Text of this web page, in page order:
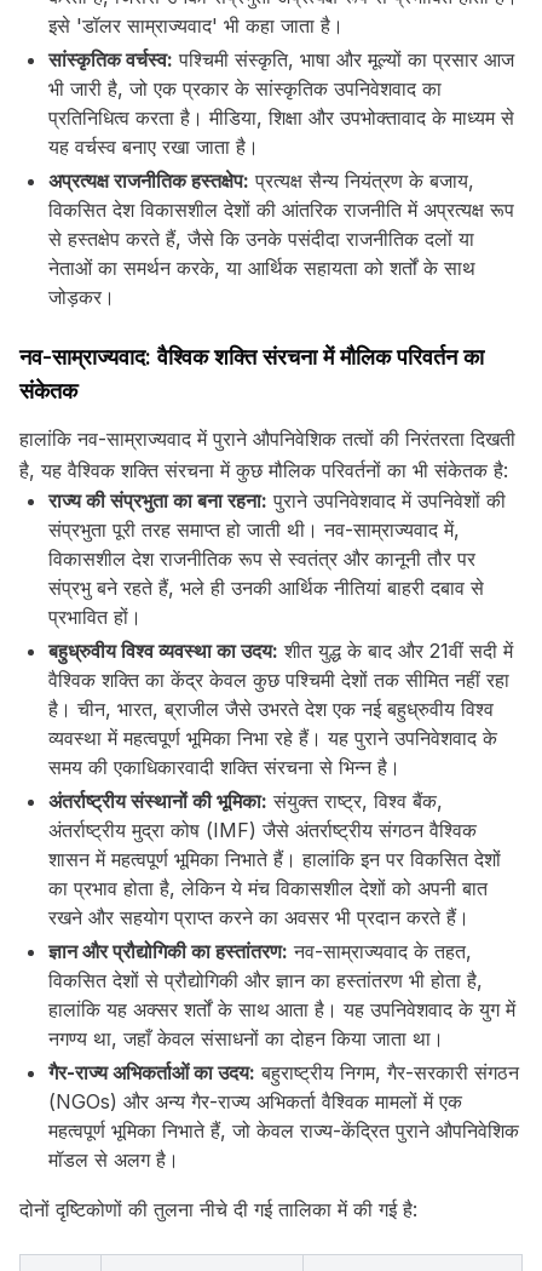
इसे 'डॉलर साम्राज्यवाद' भी कहा जाता है।
सांस्कृतिक वर्चस्व: पश्चिमी संस्कृति, भाषा और मूल्यों का प्रसार आज
भी जारी है, जो एक प्रकार के सांस्कृतिक उपनिवेशवाद का
प्रतिनिधित्व करता है। मीडिया, शिक्षा और उपभोक्तावाद के माध्यम से
यह वर्चस्व बनाए रखा जाता है।
अप्रत्यक्ष राजनीतिक हस्तक्षेप: प्रत्यक्ष सैन्य नियंत्रण के बजाय,
विकसित देश विकासशील देशों की आंतरिक राजनीति में अप्रत्यक्ष रूप
से हस्तक्षेप करते हैं, जैसे कि उनके पसंदीदा राजनीतिक दलों या
नेताओं का समर्थन करके, या आर्थिक सहायता को शर्तों के साथ
जोड़कर।
नव-साम्राज्यवाद: वैश्विक शक्ति संरचना में मौलिक परिवर्तन का
संकेतक
हालांकि नव-साम्राज्यवाद में पुराने औपनिवेशिक तत्वों की निरंतरता दिखती
है, यह वैश्विक शक्ति संरचना में कुछ मौलिक परिवर्तनों का भी संकेतक है:
राज्य की संप्रभुता का बना रहना: पुराने उपनिवेशवाद में उपनिवेशों की
संप्रभुता पूरी तरह समाप्त हो जाती थी। नव-साम्राज्यवाद में,
विकासशील देश राजनीतिक रूप से स्वतंत्र और कानूनी तौर पर
संप्रभु बने रहते हैं, भले ही उनकी आर्थिक नीतियां बाहरी दबाव से
प्रभावित हों।
बहुध्रुवीय विश्व व्यवस्था का उदय: शीत युद्ध के बाद और 21वीं सदी में
वैश्विक शक्ति का केंद्र केवल कुछ पश्चिमी देशों तक सीमित नहीं रहा
है। चीन, भारत, ब्राजील जैसे उभरते देश एक नई बहुध्रुवीय विश्व
व्यवस्था में महत्वपूर्ण भूमिका निभा रहे हैं। यह पुराने उपनिवेशवाद के
समय की एकाधिकारवादी शक्ति संरचना से भिन्न है।
अंतर्राष्ट्रीय संस्थानों की भूमिका: संयुक्त राष्ट्र, विश्व बैंक,
अंतर्राष्ट्रीय मुद्रा कोष (IMF) जैसे अंतर्राष्ट्रीय संगठन वैश्विक
शासन में महत्वपूर्ण भूमिका निभाते हैं। हालांकि इन पर विकसित देशों
का प्रभाव होता है, लेकिन ये मंच विकासशील देशों को अपनी बात
रखने और सहयोग प्राप्त करने का अवसर भी प्रदान करते हैं।
ज्ञान और प्रौद्योगिकी का हस्तांतरण: नव-साम्राज्यवाद के तहत,
विकसित देशों से प्रौद्योगिकी और ज्ञान का हस्तांतरण भी होता है,
हालांकि यह अक्सर शर्तों के साथ आता है। यह उपनिवेशवाद के युग में
नगण्य था, जहाँ केवल संसाधनों का दोहन किया जाता था।
गैर-राज्य अभिकर्ताओं का उदय: बहुराष्ट्रीय निगम, गैर-सरकारी संगठन
(NGOs) और अन्य गैर-राज्य अभिकर्ता वैश्विक मामलों में एक
महत्वपूर्ण भूमिका निभाते हैं, जो केवल राज्य-केंद्रित पुराने औपनिवेशिक
मॉडल से अलग है।
दोनों दृष्टिकोणों की तुलना नीचे दी गई तालिका में की गई है: